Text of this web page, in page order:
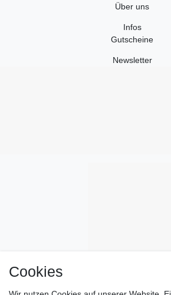
Über uns
Infos
Gutscheine
Newsletter
Cookies